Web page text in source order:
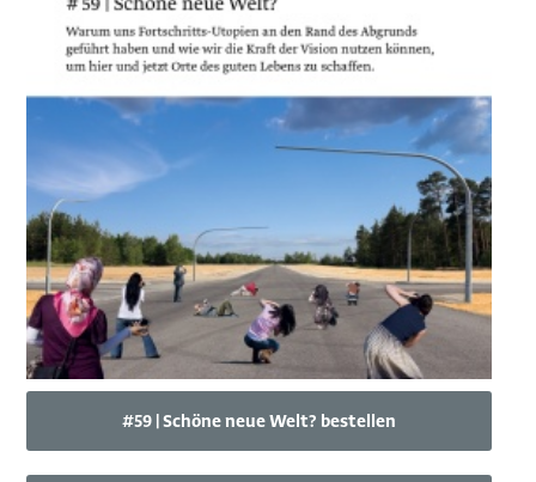
#59 | Schöne neue Welt? bestellen